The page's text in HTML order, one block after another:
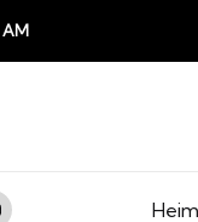
AM
Heim